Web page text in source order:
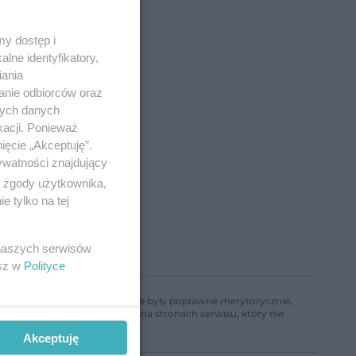
informacje w nim zawarte były poprawne merytorycznie,
informacji zamieszczonych na stronach serwisu, który nie
dostęp i
identyfikatory,
odbiorców oraz
danych
Ponieważ
„Akceptuję”.
znajdujący
użytkownika,
tylko na tej
serwisów
w Polityce
Akceptuję